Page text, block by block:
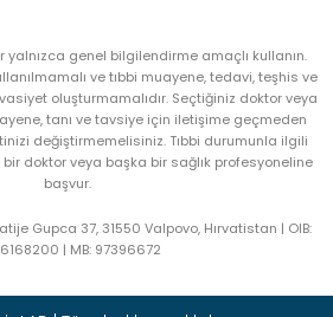
yalnızca genel bilgilendirme amaçlı kullanın.
ve tıbbi muayene, tedavi, teşhis ve
oluşturmamalıdır. Seçtiğiniz doktor veya
tanı ve tavsiye için iletişime geçmeden
değiştirmemelisiniz. Tıbbi durumunla ilgili
doktor veya başka bir sağlık profesyoneline
başvur.
Gupca 37, 31550 Valpovo, Hırvatistan | OIB:
| MB: 97396672